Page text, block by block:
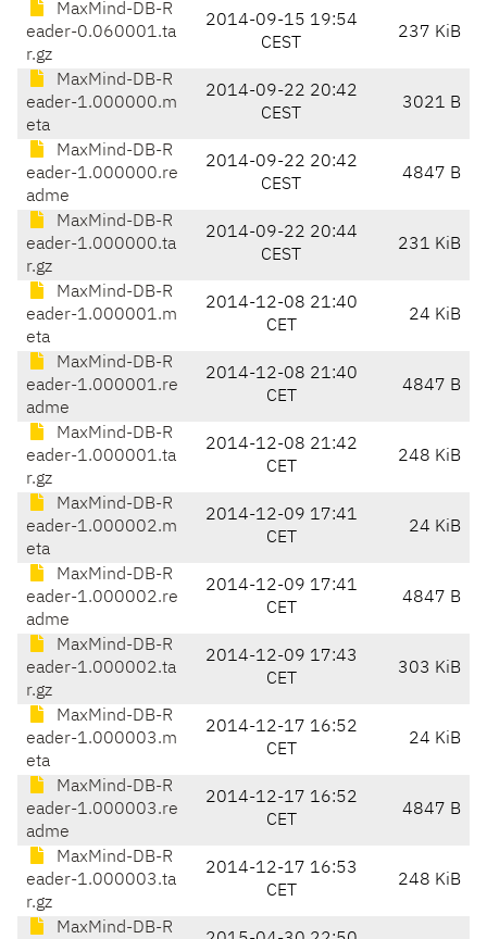
MaxMind-DB-R
eader-0.060001.ta
r.gz
2014-09-15 19:54
CEST
237 KiB
MaxMind-DB-R
eader-1.000000.m
eta
2014-09-22 20:42
CEST
3021 B
MaxMind-DB-R
eader-1.000000.re
adme
2014-09-22 20:42
CEST
4847 B
MaxMind-DB-R
eader-1.000000.ta
r.gz
2014-09-22 20:44
CEST
231 KiB
MaxMind-DB-R
eader-1.000001.m
eta
2014-12-08 21:40
CET
24 KiB
MaxMind-DB-R
eader-1.000001.re
adme
2014-12-08 21:40
CET
4847 B
MaxMind-DB-R
eader-1.000001.ta
r.gz
2014-12-08 21:42
CET
248 KiB
MaxMind-DB-R
eader-1.000002.m
eta
2014-12-09 17:41
CET
24 KiB
MaxMind-DB-R
eader-1.000002.re
adme
2014-12-09 17:41
CET
4847 B
MaxMind-DB-R
eader-1.000002.ta
r.gz
2014-12-09 17:43
CET
303 KiB
MaxMind-DB-R
eader-1.000003.m
eta
2014-12-17 16:52
CET
24 KiB
MaxMind-DB-R
eader-1.000003.re
adme
2014-12-17 16:52
CET
4847 B
MaxMind-DB-R
eader-1.000003.ta
r.gz
2014-12-17 16:53
CET
248 KiB
MaxMind-DB-R